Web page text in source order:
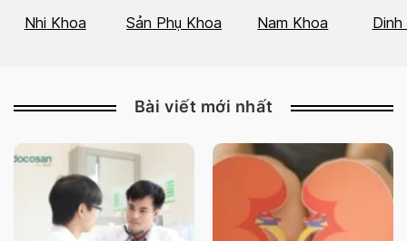
Nhi Khoa Sản Phụ Khoa Nam Khoa Dinh
Bài viết mới nhất